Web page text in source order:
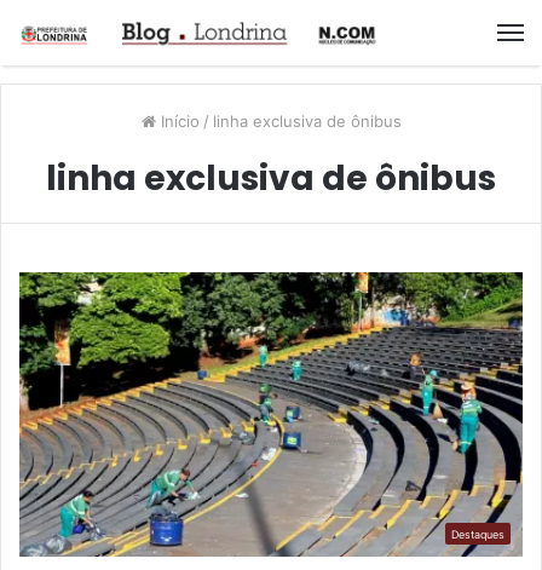
Início / linha exclusiva de ônibus
linha exclusiva de ônibus
Destaques